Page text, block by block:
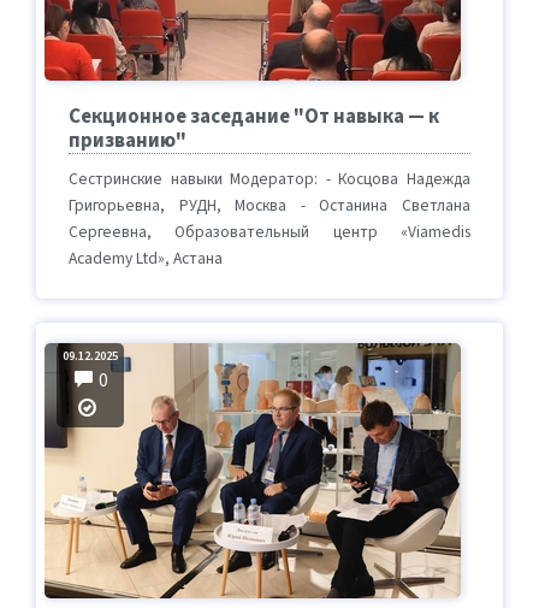
Секционное заседание "От навыка — к
призванию"
Сестринские навыки Модератор: - Косцова Надежда
Григорьевна, РУДН, Москва - Останина Светлана
Сергеевна, Образовательный центр «Viamedis
Academy Ltd», Астана
09.12.2025
0